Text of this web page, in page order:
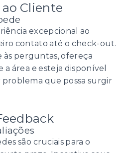
Cliente
excepcional ao
contato até o check-out.
às perguntas, ofereça
área e esteja disponível
que possa surgir
são cruciais para o